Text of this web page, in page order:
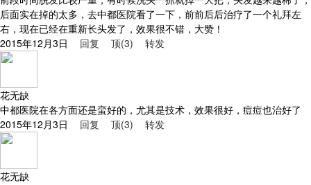
后面实在掉的太多，去中都医院看了一下，前前后后治疗了一个礼拜左
右，现在已经在重新长头发了，效果很不错，大赞！
2015年12月3日
回复 顶(3) 转发
花无缺
中都医院在各方面还是蛮好的，尤其是技术，效果很好，痘痘也治好了
2015年12月3日
回复 顶(3) 转发
花无缺